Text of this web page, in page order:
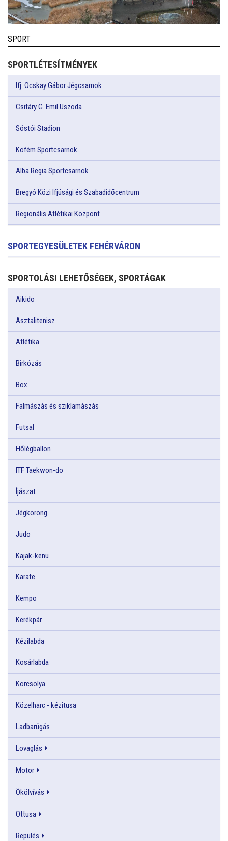
SPORT
SPORTLÉTESÍTMÉNYEK
Ifj. Ocskay Gábor Jégcsarnok
Csitáry G. Emil Uszoda
Sóstói Stadion
Köfém Sportcsarnok
Alba Regia Sportcsarnok
Bregyó Közi Ifjúsági és Szabadidőcentrum
Regionális Atlétikai Központ
SPORTEGYESÜLETEK FEHÉRVÁRON
SPORTOLÁSI LEHETŐSÉGEK, SPORTÁGAK
Aikido
Asztalitenisz
Atlétika
Birkózás
Box
Falmászás és sziklamászás
Futsal
Hőlégballon
ITF Taekwon-do
Íjászat
Jégkorong
Judo
Kajak-kenu
Karate
Kempo
Kerékpár
Kézilabda
Kosárlabda
Korcsolya
Közelharc - kézitusa
Ladbarúgás
Lovaglás
Motor
Ökölvívás
Öttusa
Repülés